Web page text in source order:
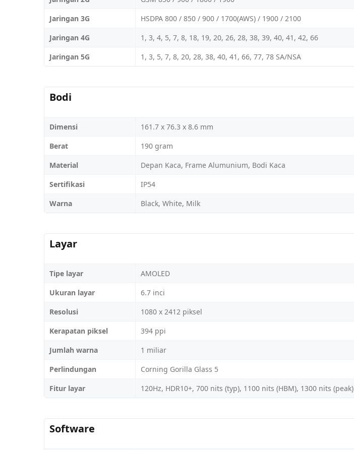
Jaringan 3G
HSDPA 800 / 850 / 900 / 1700(AWS) / 1900 / 2100
Jaringan 4G
1, 3, 4, 5, 7, 8, 18, 19, 20, 26, 28, 38, 39, 40, 41, 42, 66
Jaringan 5G
1, 3, 5, 7, 8, 20, 28, 38, 40, 41, 66, 77, 78 SA/NSA
Bodi
Dimensi
161.7 x 76.3 x 8.6 mm
Berat
190 gram
Material
Depan Kaca, Frame Alumunium, Bodi Kaca
Sertifikasi
IP54
Warna
Black, White, Milk
Layar
Tipe layar
AMOLED
Ukuran layar
6.7 inci
Resolusi
1080 x 2412 piksel
Kerapatan piksel
394 ppi
Jumlah warna
1 miliar
Perlindungan
Corning Gorilla Glass 5
Fitur layar
120Hz, HDR10+, 700 nits (typ), 1100 nits (HBM), 1300 nits (peak)
Software